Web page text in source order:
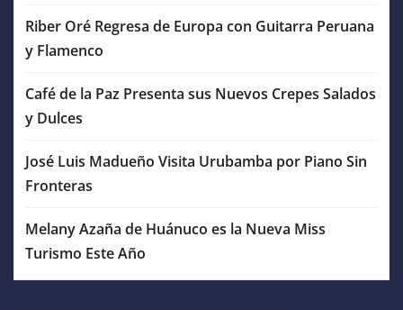
Riber Oré Regresa de Europa con Guitarra Peruana
y Flamenco
Café de la Paz Presenta sus Nuevos Crepes Salados
y Dulces
José Luis Madueño Visita Urubamba por Piano Sin
Fronteras
Melany Azaña de Huánuco es la Nueva Miss
Turismo Este Año